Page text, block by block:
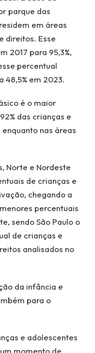
parque das
em áreas
direitos. Esse
2017 para 95,3%,
percentual
48,5% em 2023.
é o maior
das crianças e
nas áreas
Norte e Nordeste
de crianças e
chegando a
percentuais
sendo São Paulo o
de crianças e
analisados no
da infância e
para o
e adolescentes
momento de